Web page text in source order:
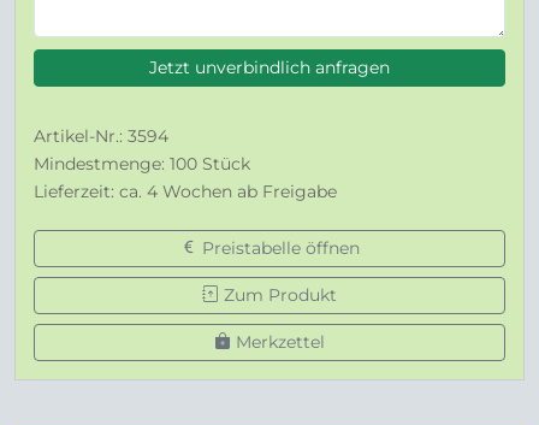
Jetzt unverbindlich anfragen
Artikel-Nr.: 3594
Mindestmenge: 100 Stück
Lieferzeit: ca. 4 Wochen ab Freigabe
Preistabelle öffnen
Zum Produkt
Merkzettel